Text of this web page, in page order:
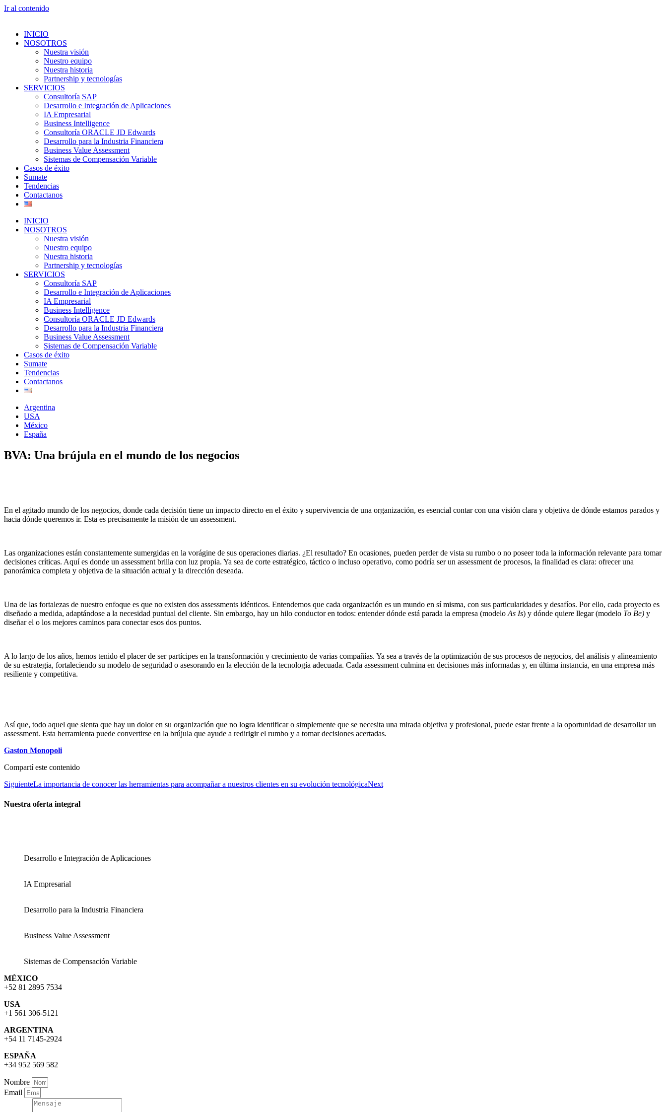
Ir al contenido
INICIO
NOSOTROS
Nuestra visión
Nuestro equipo
Nuestra historia
Partnership y tecnologías
SERVICIOS
Consultoría SAP
Desarrollo e Integración de Aplicaciones
IA Empresarial
Business Intelligence
Consultoría ORACLE JD Edwards
Desarrollo para la Industria Financiera
Business Value Assessment
Sistemas de Compensación Variable
Casos de éxito
Sumate
Tendencias
Contactanos
INICIO
NOSOTROS
Nuestra visión
Nuestro equipo
Nuestra historia
Partnership y tecnologías
SERVICIOS
Consultoría SAP
Desarrollo e Integración de Aplicaciones
IA Empresarial
Business Intelligence
Consultoría ORACLE JD Edwards
Desarrollo para la Industria Financiera
Business Value Assessment
Sistemas de Compensación Variable
Casos de éxito
Sumate
Tendencias
Contactanos
Argentina
USA
México
España
BVA: Una brújula en el mundo de los negocios
En el agitado mundo de los negocios, donde cada decisión tiene un impacto directo en el éxito y supervivencia de una organización, es esencial contar con una visión clara y objetiva de dónde estamos parados y
hacia dónde queremos ir. Esta es precisamente la misión de un assessment.
Las organizaciones están constantemente sumergidas en la vorágine de sus operaciones diarias. ¿El resultado? En ocasiones, pueden perder de vista su rumbo o no poseer toda la información relevante para tomar
decisiones críticas. Aquí es donde un assessment brilla con luz propia. Ya sea de corte estratégico, táctico o incluso operativo, como podría ser un assessment de procesos, la finalidad es clara: ofrecer una
panorámica completa y objetiva de la situación actual y la dirección deseada.
Una de las fortalezas de nuestro enfoque es que no existen dos assessments idénticos. Entendemos que cada organización es un mundo en sí misma, con sus particularidades y desafíos. Por ello, cada proyecto es
diseñado a medida, adaptándose a la necesidad puntual del cliente. Sin embargo, hay un hilo conductor en todos: entender dónde está parada la empresa (modelo As Is) y dónde quiere llegar (modelo To Be) y
diseñar el o los mejores caminos para conectar esos dos puntos.
A lo largo de los años, hemos tenido el placer de ser partícipes en la transformación y crecimiento de varias compañías. Ya sea a través de la optimización de sus procesos de negocios, del análisis y alineamiento
de su estrategia, fortaleciendo su modelo de seguridad o asesorando en la elección de la tecnología adecuada. Cada assessment culmina en decisiones más informadas y, en última instancia, en una empresa más
resiliente y competitiva.
Así que, todo aquel que sienta que hay un dolor en su organización que no logra identificar o simplemente que se necesita una mirada objetiva y profesional, puede estar frente a la oportunidad de desarrollar un
assessment. Esta herramienta puede convertirse en la brújula que ayude a redirigir el rumbo y a tomar decisiones acertadas.
Gaston Monopoli
Compartí este contenido
SiguienteLa importancia de conocer las herramientas para acompañar a nuestros clientes en su evolución tecnológicaNext
Nuestra oferta integral
Desarrollo e Integración de Aplicaciones
IA Empresarial
Desarrollo para la Industria Financiera
Business Value Assessment
Sistemas de Compensación Variable
MÉXICO
+52 81 2895 7534
USA
+1 561 306-5121
ARGENTINA
+54 11 7145-2924
ESPAÑA
+34 952 569 582
Nombre
Email